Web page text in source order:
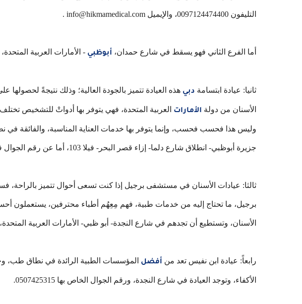
التليفون 0097124474400، والإيميل info@hikmamedical.com .
أما الفرع الثاني فهو يسقط في شارع حمدان، أبوظبي - الأمارات العربية المتحدة، ورقم
ثانيا: عيادة ابتسامة دبي هذه العيادة تتميز بالجودة العالية؛ وذلك نتيجةً لحصولها
الأسنان من دولة الأمارات العربية المتحدة، فهي يتوفر بها أدواتْ للتشخيص
وليس هذا فحسب فحسب، وإنما يتوفر بها خدمات العناية المناسبة، والفائقة
جزيرة أبوظبي- انطلاق شارع دلما- إزاء قصر البحر- فيلا 103، أما عن رقم الجوال فهو 0097126650555.
ثالثا: عيادات الأسنان في مستشفى برجيل إذا كنت تسعى أحوال تتميز
برجيل، ما تحتاج إليه من خدمات طبية، فهم مِعِهُم أطباء محترفين، يستعملون
الأسنان، وتستطيع أن تجدهم في شارع النجدة- أبو ظبي- الأمارات العربية المتحدة، ورقم
رابعاً: عيادة ابن نفيس تعد من أفضل المؤسسات الطبية الرائدة في نطاق طب،
الأكفاء، وتوجد العيادة في شارع النجدة، ورقم الجوال الخاص بها 0507425315.